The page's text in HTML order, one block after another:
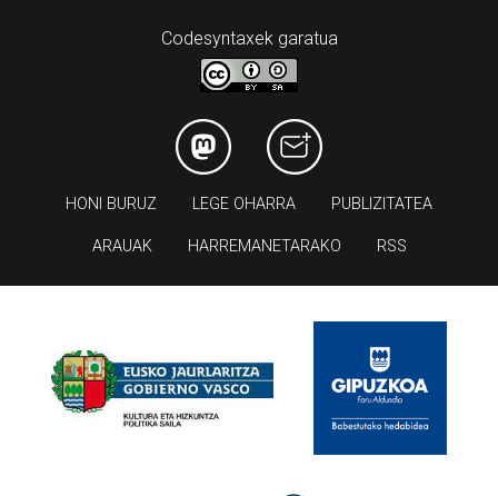
Codesyntaxek garatua
HONI BURUZ LEGE OHARRA PUBLIZITATEA
ARAUAK HARREMANETARAKO RSS